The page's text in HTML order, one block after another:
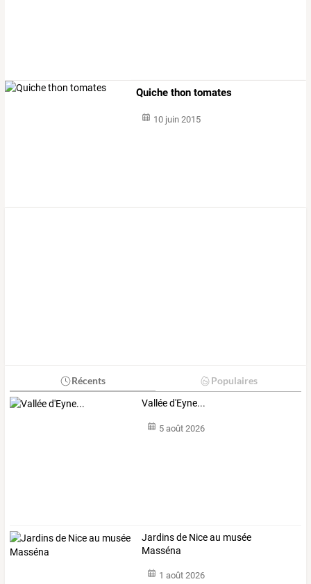
Quiche thon tomates
10 juin 2015
Récents Populaires
Vallée d'Eyne...
5 août 2026
Jardins de Nice au musée
Masséna
1 août 2026